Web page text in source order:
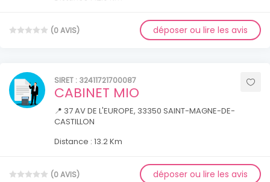
(0 AVIS) déposer ou lire les avis
SIRET : 32411721700087
CABINET MIO
📍 37 AV DE L'EUROPE, 33350 SAINT-MAGNE-DE-
CASTILLON
Distance : 13.2 Km
(0 AVIS) déposer ou lire les avis